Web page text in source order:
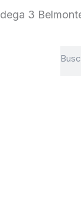
3